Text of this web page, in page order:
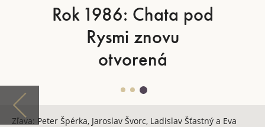
Rok 1986: Chata pod
Rysmi znovu
otvorená
Zľava: Peter Špérka, Jaroslav Švorc, Ladislav Šťastný a Eva